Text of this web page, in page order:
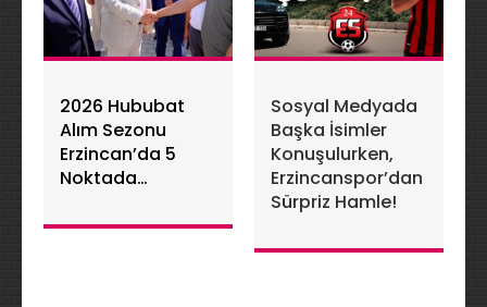
2026 Hububat
Alım Sezonu
Erzincan’da 5
Noktada
Sosyal Medyada
Başka İsimler
Konuşulurken,
Erzincanspor’dan
Sürpriz Hamle!